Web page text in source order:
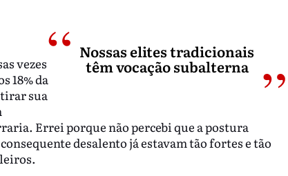
Nossas elites tradicionais
têm vocação subalterna
vezes
18% da
sua
Errei porque não percebi que a postura
desalento já estavam tão fortes e tão